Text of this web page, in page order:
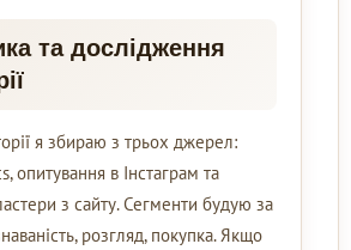
та дослідження
я збираю з трьох джерел:
опитування в Інстаграм та
з сайту. Сегменти будую за
розгляд, покупка. Якщо